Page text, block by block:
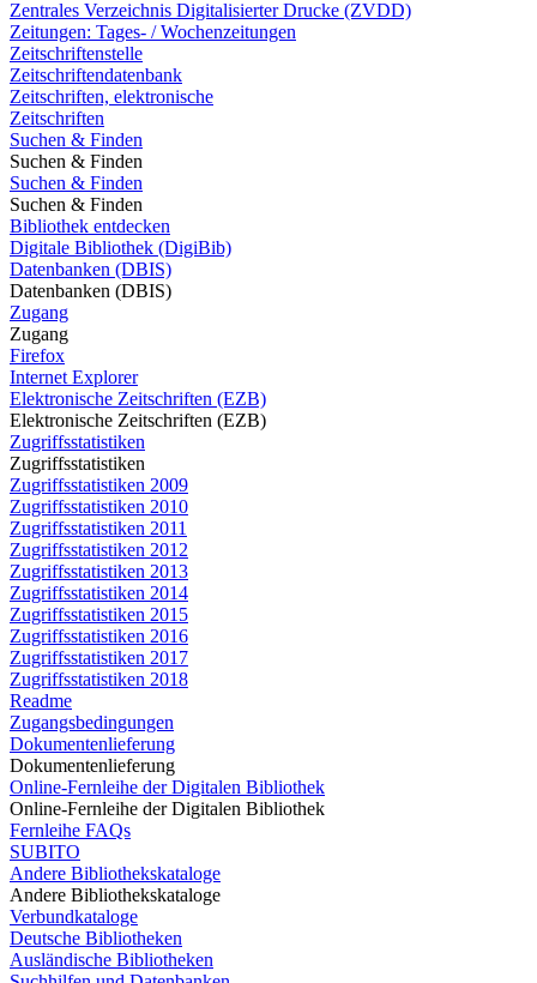
Zentrales Verzeichnis Digitalisierter Drucke (ZVDD)
Zeitungen: Tages- / Wochenzeitungen
Zeitschriftenstelle
Zeitschriftendatenbank
Zeitschriften, elektronische
Zeitschriften
Suchen & Finden
Suchen & Finden
Suchen & Finden
Suchen & Finden
Bibliothek entdecken
Digitale Bibliothek (DigiBib)
Datenbanken (DBIS)
Datenbanken (DBIS)
Zugang
Zugang
Firefox
Internet Explorer
Elektronische Zeitschriften (EZB)
Elektronische Zeitschriften (EZB)
Zugriffsstatistiken
Zugriffsstatistiken
Zugriffsstatistiken 2009
Zugriffsstatistiken 2010
Zugriffsstatistiken 2011
Zugriffsstatistiken 2012
Zugriffsstatistiken 2013
Zugriffsstatistiken 2014
Zugriffsstatistiken 2015
Zugriffsstatistiken 2016
Zugriffsstatistiken 2017
Zugriffsstatistiken 2018
Readme
Zugangsbedingungen
Dokumentenlieferung
Dokumentenlieferung
Online-Fernleihe der Digitalen Bibliothek
Online-Fernleihe der Digitalen Bibliothek
Fernleihe FAQs
SUBITO
Andere Bibliothekskataloge
Andere Bibliothekskataloge
Verbundkataloge
Deutsche Bibliotheken
Ausländische Bibliotheken